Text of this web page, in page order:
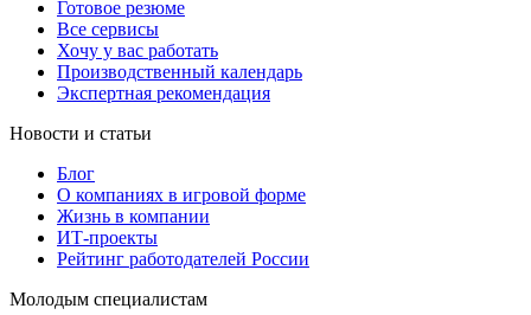
Готовое резюме
Все сервисы
Хочу у вас работать
Производственный календарь
Экспертная рекомендация
Новости и статьи
Блог
О компаниях в игровой форме
Жизнь в компании
ИТ-проекты
Рейтинг работодателей России
Молодым специалистам